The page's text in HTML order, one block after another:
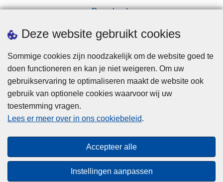
Deze website gebruikt cookies
Sommige cookies zijn noodzakelijk om de website goed te
doen functioneren en kan je niet weigeren. Om uw
gebruikservaring te optimaliseren maakt de website ook
gebruik van optionele cookies waarvoor wij uw
toestemming vragen.
Lees er meer over in ons cookiebeleid.
Accepteer alle
Instellingen aanpassen
Downloads
Privacy
Cookies
Toegankelijkheid